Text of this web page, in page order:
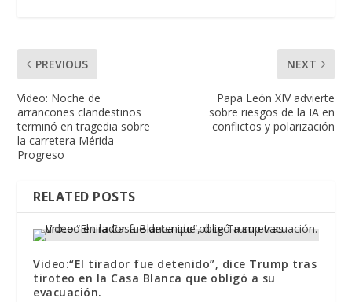
PREVIOUS
Video: Noche de
arrancones clandestinos
terminó en tragedia sobre
la carretera Mérida–
Progreso
NEXT
Papa León XIV advierte
sobre riesgos de la IA en
conflictos y polarización
RELATED POSTS
Video:“El tirador fue detenido”, dice Trump tras
tiroteo en la Casa Blanca que obligó a su
evacuación.